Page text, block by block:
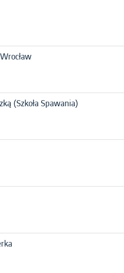
(Szkoła Spawania)